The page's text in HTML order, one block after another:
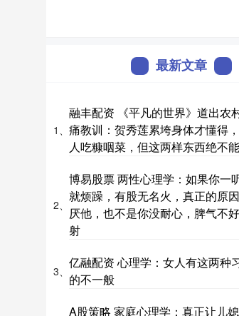
最新文章
1、
融丰配资 《平凡的世界》道出农
痛教训：贺秀莲累垮身体才懂得
人吃糠咽菜，但这两样东西绝不
2、
博易股票 两性心理学：如果你一
就烦躁，有股无名火，真正的原
厌他，也不是你没耐心，脾气不
射
3、
亿融配资 心理学：女人有这两种
的不一般
A股策略 家庭心理学：真正让儿